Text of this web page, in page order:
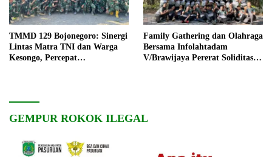
TMMD 129 Bojonegoro: Sinergi
Lintas Matra TNI dan Warga
Kesongo, Percepat
Family Gathering dan Olahraga
Bersama Infolahtadam
V/Brawijaya Pererat Soliditas
GEMPUR ROKOK ILEGAL